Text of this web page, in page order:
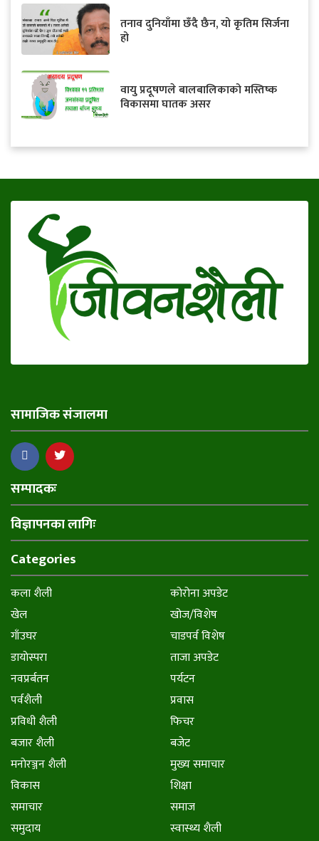
तनाव दुनियाँमा छँदै छैन, यो कृतिम सिर्जना
हो
वायु प्रदूषणले बालबालिकाको मस्तिष्क
विकासमा घातक असर
सामाजिक संजालमा
सम्पादकः
विज्ञापनका लागिः
Categories
कला शैली
कोरोना अपडेट
खेल
खोज/विशेष
गाँउघर
चाडपर्व विशेष
डायाेस्परा
ताजा अपडेट
नवप्रर्बतन
पर्यटन
पर्वशैली
प्रवास
प्रविधी शैली
फिचर
बजार शैली
बजेट
मनाेरञ्जन शैली
मुख्य समाचार
विकास
शिक्षा
समाचार
समाज
समुदाय
स्वास्थ्य शैली